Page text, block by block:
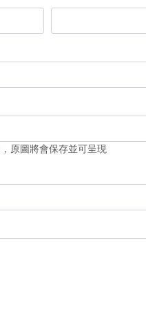
原圖將會保存並可呈現